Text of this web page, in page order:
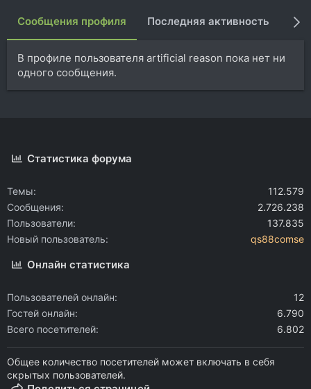
Сообщения профиля Последняя активность
В профиле пользователя artificial reason пока нет ни
одного сообщения.
Статистика форума
Темы
112.579
Сообщения
2.726.238
Пользователи
137.835
Новый пользователь
qs88comse
Онлайн статистика
Пользователей онлайн
12
Гостей онлайн
6.790
Всего посетителей
6.802
Общее количество посетителей может включать в себя
скрытых пользователей.